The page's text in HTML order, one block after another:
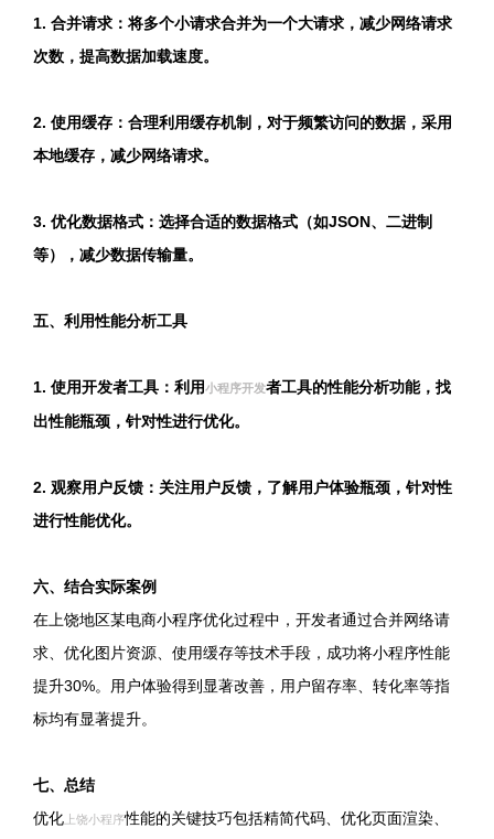
1. 合并请求：将多个小请求合并为一个大请求，减少网络请求
次数，提高数据加载速度。
2. 使用缓存：合理利用缓存机制，对于频繁访问的数据，采用
本地缓存，减少网络请求。
3. 优化数据格式：选择合适的数据格式（如JSON、二进制
等），减少数据传输量。
五、利用性能分析工具
1. 使用开发者工具：利用小程序开发者工具的性能分析功能，找
出性能瓶颈，针对性进行优化。
2. 观察用户反馈：关注用户反馈，了解用户体验瓶颈，针对性
进行性能优化。
六、结合实际案例
在上饶地区某电商小程序优化过程中，开发者通过合并网络请
求、优化图片资源、使用缓存等技术手段，成功将小程序性能
提升30%。用户体验得到显著改善，用户留存率、转化率等指
标均有显著提升。
七、总结
优化 上饶小程序性能的关键技巧包括精简代码、优化页面渲染、